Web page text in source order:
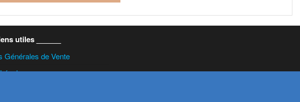
utiles ______
Générales de Vente